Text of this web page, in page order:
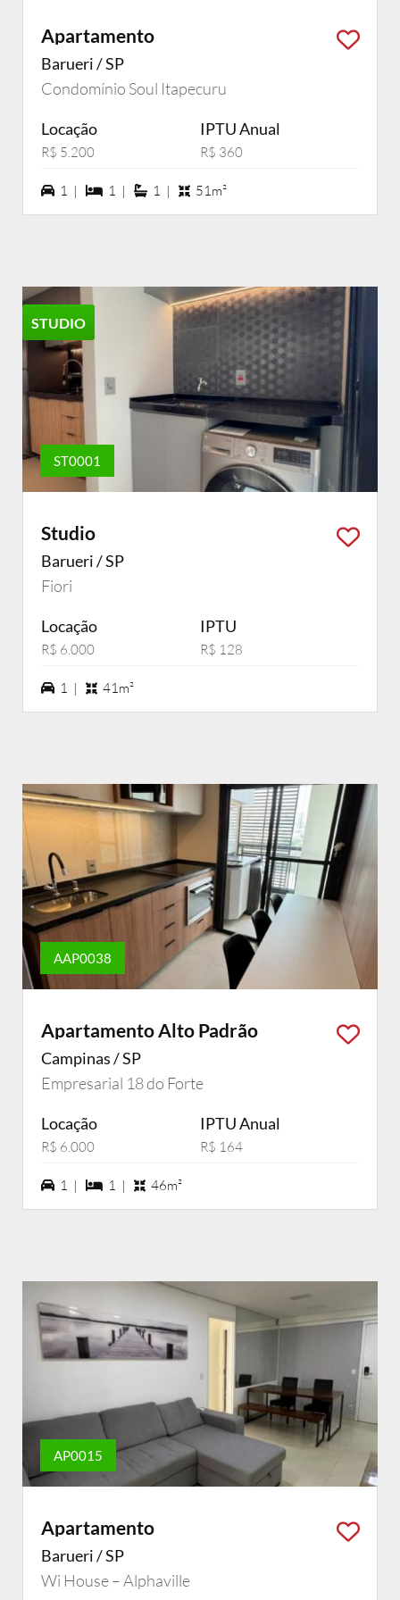
Apartamento
Barueri / SP
Condomínio Soul Itapecuru
Locação
R$ 5.200
IPTU Anual
R$ 360
1 vagas na garagem
1 | 1 dormiórios
1 | 1 suítes
1 | 51m²
STUDIO
ST0001
Studio
Barueri / SP
Fiori
Locação
R$ 6.000
IPTU
R$ 128
1 vagas na garagem
1 | 41m²
AAP0038
Apartamento Alto Padrão
Campinas / SP
Empresarial 18 do Forte
Locação
R$ 6.000
IPTU Anual
R$ 164
1 vagas na garagem
1 | 1 dormiórios
1 | 46m²
AP0015
Apartamento
Barueri / SP
Wi House – Alphaville